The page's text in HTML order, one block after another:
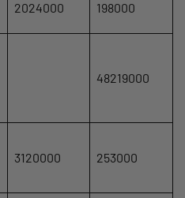
2024000 198000
48219000
3120000 253000